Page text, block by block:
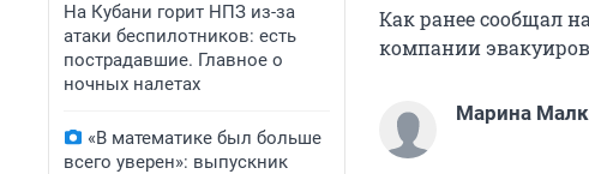
На Кубани горит НПЗ из-за
атаки беспилотников: есть
пострадавшие. Главное о
ночных налетах
«В математике был больше
всего уверен»: выпускник
Как ранее сообщал
компании
Марина